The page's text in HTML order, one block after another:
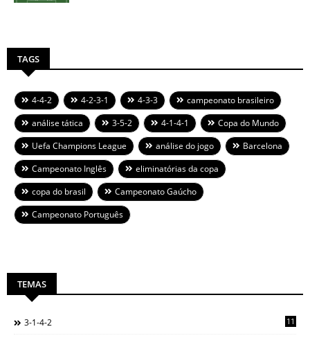
TAGS
4-4-2 4-2-3-1 4-3-3
campeonato brasileiro
análise tática
3-5-2 4-1-4-1
Copa do Mundo
Uefa Champions League
análise do jogo
Barcelona
Campeonato Inglês
eliminatórias da copa
copa do brasil
Campeonato Gaúcho
Campeonato Português
TEMAS
3-1-4-2 11